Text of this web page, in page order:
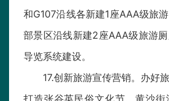
和G107沿线各新建1座AAA级旅
部景区沿线新建2座AAA级旅游
导览系统建设。
17.创新旅游宣传营销。办好